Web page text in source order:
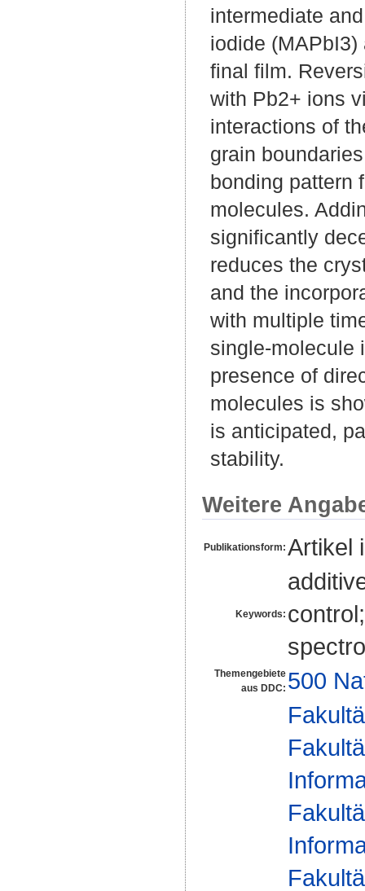
intermediate
iodide
final film.
with Pb2+ ions
interactions of
grain
bonding pattern
molecules.
significantly
reduces the
and the
with multiple
single-molecule
presence of
molecules is
is anticipated,
stability.
Weitere
Publikationsform: Artikel
Keywords:
Themengebiete
aus DDC: 500